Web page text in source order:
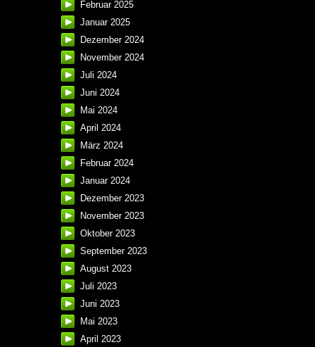
Februar 2025
Januar 2025
Dezember 2024
November 2024
Juli 2024
Juni 2024
Mai 2024
April 2024
März 2024
Februar 2024
Januar 2024
Dezember 2023
November 2023
Oktober 2023
September 2023
August 2023
Juli 2023
Juni 2023
Mai 2023
April 2023